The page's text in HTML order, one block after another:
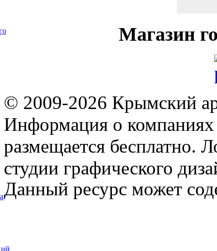
Магазин
© 2009-2026 Крымский
Информация о компаниях
размещается бесплатно.
студии графического
Данный ресурс может